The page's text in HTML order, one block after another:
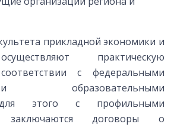
прикладной экономики и
практическую
с федеральными
образовательными
для этого с профильными
заключаются договоры о